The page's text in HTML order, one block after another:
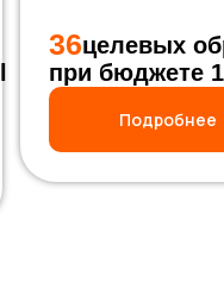
36целевых
при бюджете
Подробнее